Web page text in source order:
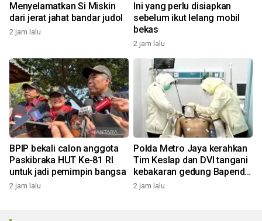
Menyelamatkan Si Miskin
dari jerat jahat bandar judol
2 jam lalu
Ini yang perlu disiapkan
sebelum ikut lelang mobil
bekas
2 jam lalu
BPIP bekali calon anggota
Paskibraka HUT Ke-81 RI
untuk jadi pemimpin bangsa
2 jam lalu
Polda Metro Jaya kerahkan
Tim Keslap dan DVI tangani
kebakaran gedung Bapenda
DKI
2 jam lalu